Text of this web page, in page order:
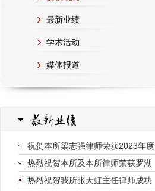
最新业绩
学术活动
媒体报道
祝贺本所梁志强律师荣获2023年度
热烈祝贺本所及本所律师荣获罗湖
热烈祝贺我所张天虹主任律师成功